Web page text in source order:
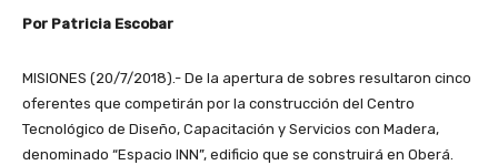
Por Patricia Escobar
MISIONES (20/7/2018).- De la apertura de sobres resultaron cinco
oferentes que competirán por la construcción del Centro
Tecnológico de Diseño, Capacitación y Servicios con Madera,
denominado “Espacio INN”, edificio que se construirá en Oberá.